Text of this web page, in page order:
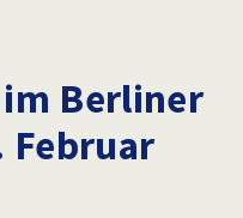
im Berliner
Februar